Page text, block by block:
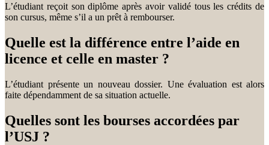
L’étudiant reçoit son diplôme après avoir validé tous les crédits de
son cursus, même s’il a un prêt à rembourser.
Quelle est la différence entre l’aide en
licence et celle en master ?
L’étudiant présente un nouveau dossier. Une évaluation est alors
faite dépendamment de sa situation actuelle.
Quelles sont les bourses accordées par
l’USJ ?